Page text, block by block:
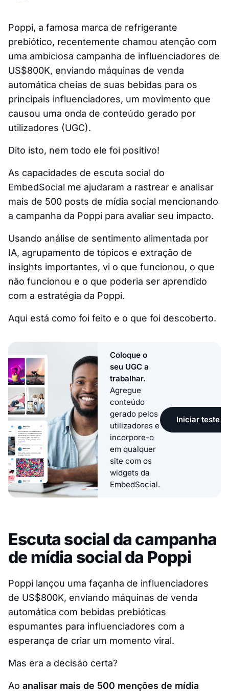
Poppi, a famosa marca de refrigerante
prebiótico, recentemente chamou atenção com
uma ambiciosa campanha de influenciadores de
US$800K, enviando máquinas de venda
automática cheias de suas bebidas para os
principais influenciadores, um movimento que
causou uma onda de conteúdo gerado por
utilizadores (UGC).
Dito isto, nem todo ele foi positivo!
As capacidades de escuta social do
EmbedSocial me ajudaram a rastrear e analisar
mais de 500 posts de mídia social mencionando
a campanha da Poppi para avaliar seu impacto.
Usando análise de sentimento alimentada por
IA, agrupamento de tópicos e extração de
insights importantes, vi o que funcionou, o que
não funcionou e o que poderia ser aprendido
com a estratégia da Poppi.
Aqui está como foi feito e o que foi descoberto.
Coloque o
seu UGC a
trabalhar.
Agregue
conteúdo
gerado pelos
utilizadores e
incorpore-o
em qualquer
site com os
widgets da
EmbedSocial.
Iniciar teste
Escuta social da campanha
de mídia social da Poppi
Poppi lançou uma façanha de influenciadores
de US$800K, enviando máquinas de venda
automática com bebidas prebióticas
espumantes para influenciadores com a
esperança de criar um momento viral.
Mas era a decisão certa?
Ao analisar mais de 500 menções de mídia